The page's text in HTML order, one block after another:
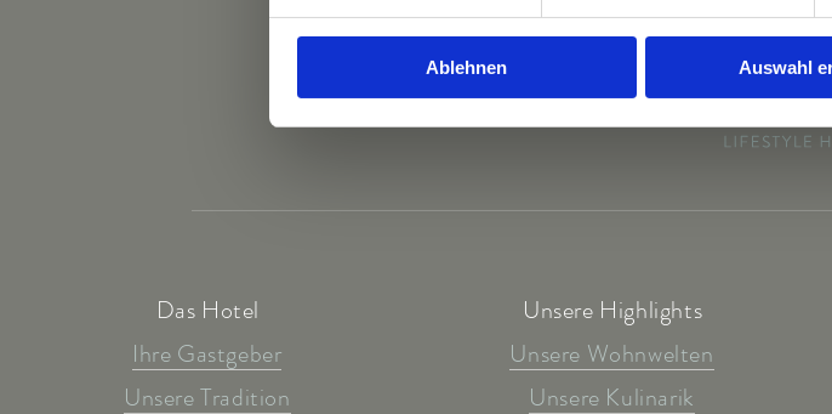
Ablehnen Auswahl
Das Hotel
Ihre Gastgeber
Unsere Tradition
Unsere Highlights
Unsere Wohnwelten
Unsere Kulinarik